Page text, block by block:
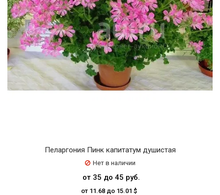
Пеларгония Пинк капитатум душистая
Нет в наличии
от 35 до 45 руб.
от 11.68 до 15.01 $